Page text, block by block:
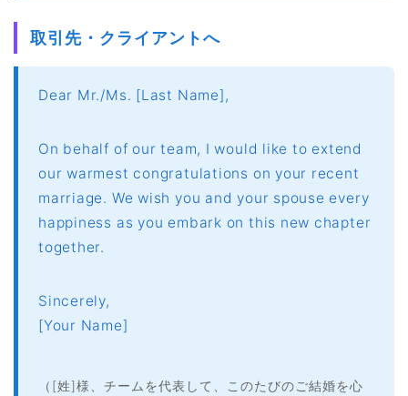
取引先・クライアントへ
Dear Mr./Ms. [Last Name],
On behalf of our team, I would like to extend
our warmest congratulations on your recent
marriage. We wish you and your spouse every
happiness as you embark on this new chapter
together.
Sincerely,
[Your Name]
（[姓]様、チームを代表して、このたびのご結婚を心